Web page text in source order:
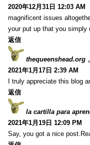
2020年12月31日 12:03 AM
magnificent issues
your put up that you simply
返信
thequeenshead.org
2021年1月17日 2:39 AM
I truly appreciate this blog
返信
la cartilla para
2021年1月19日 12:09 PM
Say, you got a nice